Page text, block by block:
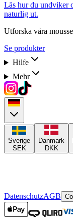
Läs hur du undviker
naturlig ut.
Utforska våra
Se produkter
Hilfe
Mehr
Sverige
SEK
Danmark
DKK
DatenschutzAGB